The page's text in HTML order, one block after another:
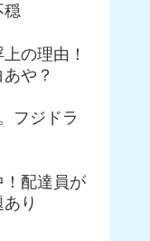
穏
の理由！
や？
フジドラ
配達員が
り